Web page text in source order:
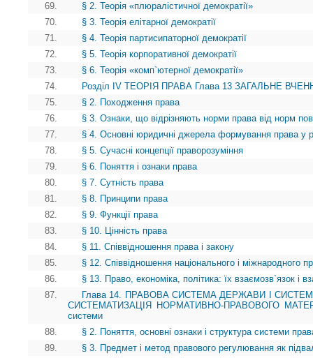
69.
§ 2. Теорія «плюралістичної демократії»
70.
§ 3. Теорія елітарної демократії
71.
§ 4. Теорія партисипаторної демократії
72.
§ 5. Теорія корпоративної демократії
73.
§ 6. Теорія «комп`ютерної демократії»
74.
Розділ IV ТЕОРІЯ ПРАВА Глава 13 ЗАГАЛЬНЕ
75.
§ 2. Походження права
76.
§ 3. Ознаки, що відрізняють норми права від норм
77.
§ 4. Основні юридичні джерела формування права у
78.
§ 5. Сучасні концепції праворозуміння
79.
§ 6. Поняття і ознаки права
80.
§ 7. Сутність права
81.
§ 8. Принципи права
82.
§ 9. Функції права
83.
§ 10. Цінність права
84.
§ 11. Співвідношення права і закону
85.
§ 12. Співвідношення національного і міжнародного
86.
§ 13. Право, економіка, політика: їх взаємозв`язок і
87.
Глава 14. ПРАВОВА СИСТЕМА ДЕРЖАВИ І
СИСТЕМАТИЗАЦІЯ НОРМАТИВНО-ПРАВОВОГО
системи
88.
§ 2. Поняття, основні ознаки і структура системи
89.
§ 3. Предмет і метод правового регулювання як